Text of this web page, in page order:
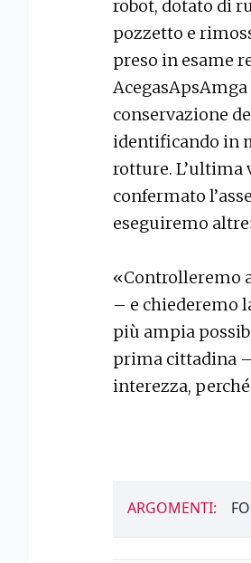
robot, dotato di
pozzetto e
preso in esame
conservazione
identificando in
rotture. L’ultima
confermato
eseguiremo
«Controlleremo
– e chiederemo
più ampia
prima cittadina
interezza,
ARGOMENTI: